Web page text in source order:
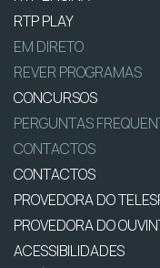
RTP PLAY
EM DIRETO
REVER PROGRAMAS
CONCURSOS
PERGUNTAS
CONTACTOS
CONTACTOS
PROVEDORA DO
PROVEDORA DO
ACESSIBILIDADES